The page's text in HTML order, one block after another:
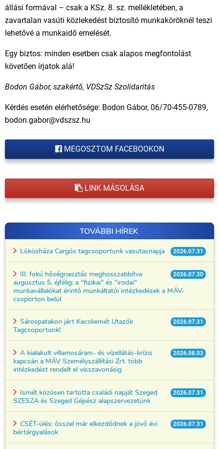
állási formával – csak a KSz. 8. sz. mellékletében, a
zavartalan vasúti közlekedést biztosító munkaköröknél teszi
lehetővé a munkaidő emelését.
Egy biztos: minden esetben csak alapos megfontolást
követően írjatok alá!
Bodon Gábor, szakértő, VDSzSz Szolidaritás
Kérdés esetén elérhetősége: Bodon Gábor, 06/70-455-0789,
bodon.gabor@vdszsz.hu
MEGOSZTOM FACEBOOKON
LINK MÁSOLÁSA
TOVÁBBI HÍREK
2026.07.31
Lökösháza Cargós tagcsoportunk vasutasnapja
2026.07.30
III. fokú hőségriasztás meghosszabbítva
augusztus 5. éjfélig: a "fizikai" és "irodai"
munkavállalókat érintő munkáltatói intézkedések a MÁV-
csoporton belül
2026.07.31
Sárospatakon járt Kecskemét Utazók
Tagcsoportunk!
2026.08.03
A kialakult villamosáram- és vízellátás-krízis
kapcsán a MÁV Személyszállítási Zrt. több
intézkedést rendelt el visszavonásig
2026.07.31
Ismét közösen tartotta családi napját Szeged
SZESZA és Szeged Gépész alapszervezetünk
2026.07.31
CSÉT-ülés: ősszel már elkezdődnek a jövő évi
bértárgyalások